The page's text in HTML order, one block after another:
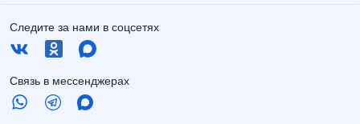
Следите за нами в соцсетях
Связь в мессенджерах